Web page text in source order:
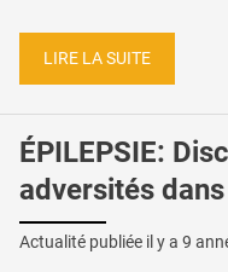
LIRE LA SUITE
ÉPILEPSIE:
adversités
Actualité publiée il y a 9